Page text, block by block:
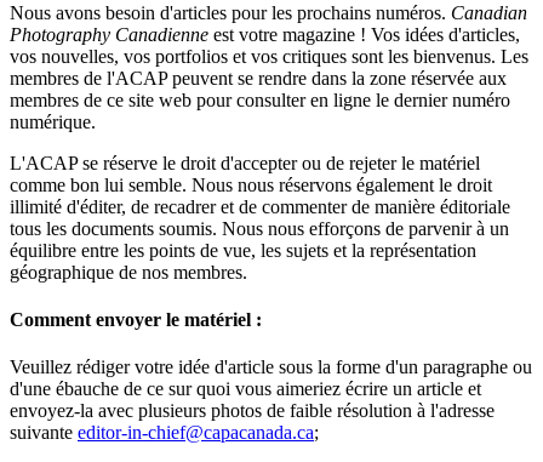
Nous avons besoin d'articles pour les prochains numéros. Canadian
Photography Canadienne est votre magazine ! Vos idées d'articles,
vos nouvelles, vos portfolios et vos critiques sont les bienvenus. Les
membres de l'ACAP peuvent se rendre dans la zone réservée aux
membres de ce site web pour consulter en ligne le dernier numéro
numérique.
L'ACAP se réserve le droit d'accepter ou de rejeter le matériel
comme bon lui semble. Nous nous réservons également le droit
illimité d'éditer, de recadrer et de commenter de manière éditoriale
tous les documents soumis. Nous nous efforçons de parvenir à un
équilibre entre les points de vue, les sujets et la représentation
géographique de nos membres.
Comment envoyer le matériel :
Veuillez rédiger votre idée d'article sous la forme d'un paragraphe ou
d'une ébauche de ce sur quoi vous aimeriez écrire un article et
envoyez-la avec plusieurs photos de faible résolution à l'adresse
suivante editor-in-chief@capacanada.ca;